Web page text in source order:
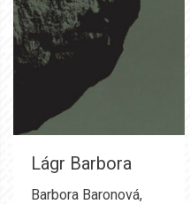
Lágr Barbora
Barbora Baronová,